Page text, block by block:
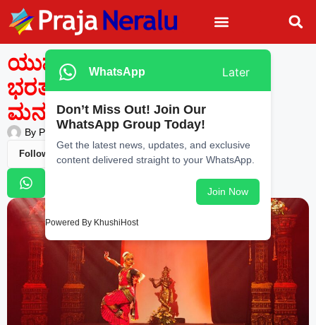
ಯುವ ಪ್ರತಿಭೆ ವರ್ಷಾ ದೇಶಪಾಂಡೆ
ಭರತನಾಟ್ಯ ರಂಗಪ್ರವೇಶ;
ಮನಸೂರೆಗೊಂಡ ನೃತ್ಯ ಪ್ರದರ್ಶನ
By Praja Neralu — May 11, 2026 - 10:54 AM
Follow Us
WhatsApp Later
Don’t Miss Out! Join Our
WhatsApp Group Today!
Get the latest news, updates, and exclusive
content delivered straight to your WhatsApp.
Join Now
Powered By KhushiHost